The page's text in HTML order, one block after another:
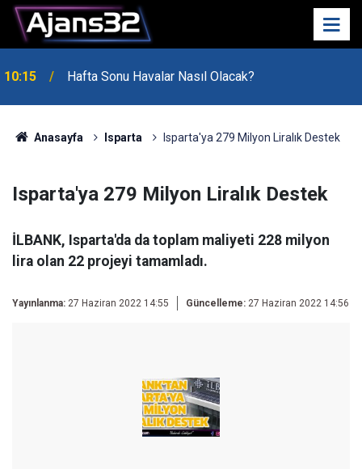
10:15 Hafta Sonu Havalar Nasıl Olacak?
Anasayfa Isparta Isparta'ya 279 Milyon Liralık Destek
Isparta'ya 279 Milyon Liralık Destek
İLBANK, Isparta'da da toplam maliyeti 228 milyon
lira olan 22 projeyi tamamladı.
Yayınlanma: 27 Haziran 2022 14:55 Güncelleme: 27 Haziran 2022 14:56